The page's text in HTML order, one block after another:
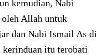
kemudian, Nabi
Allah untuk
dan Nabi Ismail As di
kerinduan itu terobati